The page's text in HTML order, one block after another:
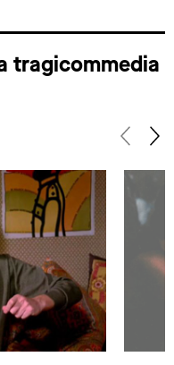
tragicommedia